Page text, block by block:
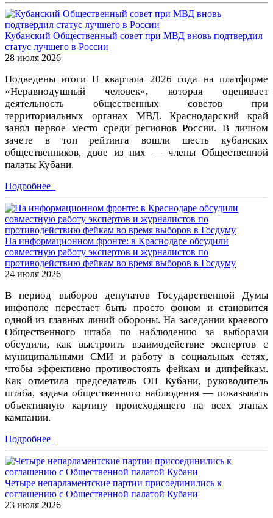
Кубанский Общественный совет при МВД вновь подтвердил
статус лучшего в России
28 июля 2026
Подведены итоги II квартала 2026 года на платформе
«Неравнодушный человек», которая оценивает
деятельность общественных советов при
территориальных органах МВД. Краснодарский край
занял первое место среди регионов России. В личном
зачете в топ рейтинга вошли шесть кубанских
общественников, двое из них — члены Общественной
палаты Кубани.
Подробнее
На информационном фронте: в Краснодаре обсудили
совместную работу экспертов и журналистов по
противодействию фейкам во время выборов в Госдуму
24 июля 2026
В период выборов депутатов Государственной Думы
инфополе перестает быть просто фоном и становится
одной из главных линий обороны. На заседании краевого
Общественного штаба по наблюдению за выборами
обсудили, как выстроить взаимодействие экспертов с
муниципальными СМИ и работу в социальных сетях,
чтобы эффективно противостоять фейкам и дипфейкам.
Как отметила председатель ОП Кубани, руководитель
штаба, задача общественного наблюдения — показывать
объективную картину происходящего на всех этапах
кампании.
Подробнее
Четыре непарламентские партии присоединились к
соглашению с Общественной палатой Кубани
23 июля 2026